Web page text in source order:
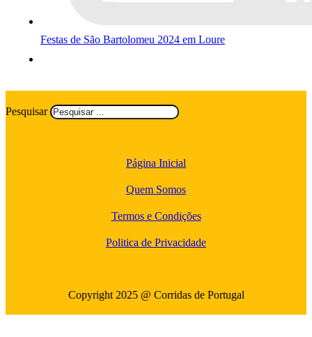
Festas de São Bartolomeu 2024 em Loure
Pesquisar
Página Inicial
Quem Somos
Termos e Condições
Politica de Privacidade
Copyright 2025 @ Corridas de Portugal